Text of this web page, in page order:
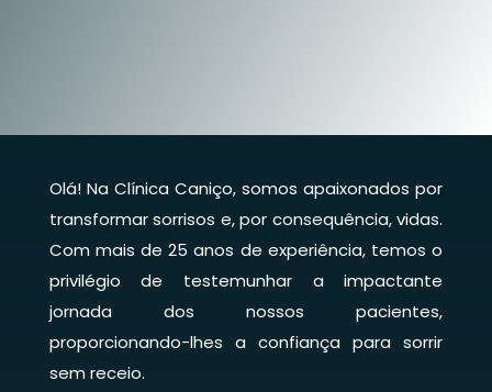
Olá! Na Clínica Caniço, somos apaixonados por
transformar sorrisos e, por consequência, vidas.
Com mais de 25 anos de experiência, temos o
privilégio de testemunhar a impactante
jornada dos nossos pacientes,
proporcionando-lhes a confiança para sorrir
sem receio.